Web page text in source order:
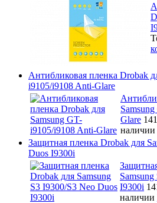
Антибликовая пленка Drobak
i9105/i9108 Anti-Glare
Glare
наличии
Защитная пленка Drobak для
Duos I9300i
I9300i
наличии